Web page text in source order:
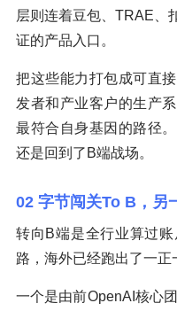
层则连着豆包、TRAE、
证的产品入口。
把这些能力打包成可直
发者和产业客户的生产
最符合自身基因的路径
还是回到了B端战场。
02 字节闯关To B，另
转向B端是全行业算过
路，海外已经跑出了一正
一个是由前OpenAI核心